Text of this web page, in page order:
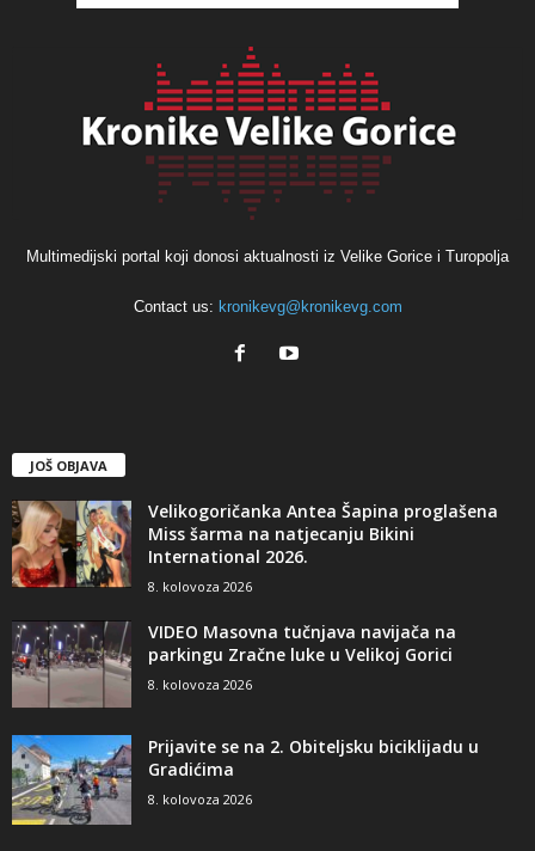
Multimedijski portal koji donosi aktualnosti iz Velike Gorice i Turopolja
Contact us: kronikevg@kronikevg.com
JOŠ OBJAVA
Velikogoričanka Antea Šapina proglašena
Miss šarma na natjecanju Bikini
International 2026.
8. kolovoza 2026
VIDEO Masovna tučnjava navijača na
parkingu Zračne luke u Velikoj Gorici
8. kolovoza 2026
Prijavite se na 2. Obiteljsku biciklijadu u
Gradićima
8. kolovoza 2026